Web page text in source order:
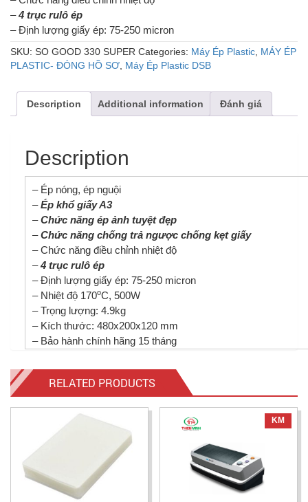
–4 trục rulô ép
– Định lượng giấy ép: 75-250 micron
SKU: SO GOOD 330 SUPER Categories: Máy Ép Plastic, MÁY ÉP
PLASTIC- ĐÓNG HỒ SƠ, Máy Ép Plastic DSB
Description Additional information Đánh giá
Description
– Ép nóng, ép nguội
–Ép khổ giấy A3
–Chức năng ép ảnh tuyệt đẹp
–Chức năng chống trả ngược chống kẹt giấy
– Chức năng điều chỉnh nhiệt độ
–4 trục rulô ép
– Định lượng giấy ép: 75-250 micron
– Nhiệt độ 170oC, 500W
– Trọng lượng: 4.9kg
– Kích thước: 480x200x120 mm
– Bảo hành chính hãng 15 tháng
RELATED PRODUCTS
KM